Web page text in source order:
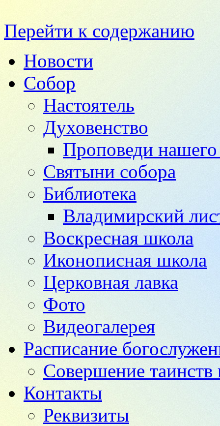
Перейти к содержанию
Новости
Собор
Настоятель
Духовенство
Проповеди нашего
Святыни собора
Библиотека
Владимирский
Воскресная школа
Иконописная школа
Церковная лавка
Фото
Видеогалерея
Расписание
Совершение таинств
Контакты
Реквизиты